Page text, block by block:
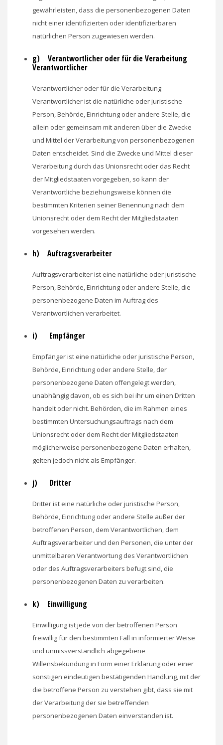
gewährleisten, dass die personenbezogenen Daten
nicht einer identifizierten oder identifizierbaren
natürlichen Person zugewiesen werden.
g) Verantwortlicher oder für die Verarbeitung
Verantwortlicher
Verantwortlicher oder für die Verarbeitung
Verantwortlicher ist die natürliche oder juristische
Person, Behörde, Einrichtung oder andere Stelle, die
allein oder gemeinsam mit anderen über die Zwecke
und Mittel der Verarbeitung von personenbezogenen
Daten entscheidet. Sind die Zwecke und Mittel dieser
Verarbeitung durch das Unionsrecht oder das Recht
der Mitgliedstaaten vorgegeben, so kann der
Verantwortliche beziehungsweise können die
bestimmten Kriterien seiner Benennung nach dem
Unionsrecht oder dem Recht der Mitgliedstaaten
vorgesehen werden.
h) Auftragsverarbeiter
Auftragsverarbeiter ist eine natürliche oder juristische
Person, Behörde, Einrichtung oder andere Stelle, die
personenbezogene Daten im Auftrag des
Verantwortlichen verarbeitet.
i) Empfänger
Empfänger ist eine natürliche oder juristische Person,
Behörde, Einrichtung oder andere Stelle, der
personenbezogene Daten offengelegt werden,
unabhängig davon, ob es sich bei ihr um einen Dritten
handelt oder nicht. Behörden, die im Rahmen eines
bestimmten Untersuchungsauftrags nach dem
Unionsrecht oder dem Recht der Mitgliedstaaten
möglicherweise personenbezogene Daten erhalten,
gelten jedoch nicht als Empfänger.
j) Dritter
Dritter ist eine natürliche oder juristische Person,
Behörde, Einrichtung oder andere Stelle außer der
betroffenen Person, dem Verantwortlichen, dem
Auftragsverarbeiter und den Personen, die unter der
unmittelbaren Verantwortung des Verantwortlichen
oder des Auftragsverarbeiters befugt sind, die
personenbezogenen Daten zu verarbeiten.
k) Einwilligung
Einwilligung ist jede von der betroffenen Person
freiwillig für den bestimmten Fall in informierter Weise
und unmissverständlich abgegebene
Willensbekundung in Form einer Erklärung oder einer
sonstigen eindeutigen bestätigenden Handlung, mit der
die betroffene Person zu verstehen gibt, dass sie mit
der Verarbeitung der sie betreffenden
personenbezogenen Daten einverstanden ist.